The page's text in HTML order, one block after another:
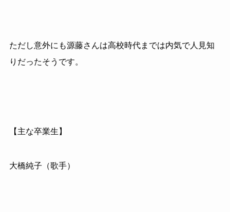
ただし意外にも源藤さんは高校時代までは内気で人見知
りだったそうです。
【主な卒業生】
大橋純子（歌手）